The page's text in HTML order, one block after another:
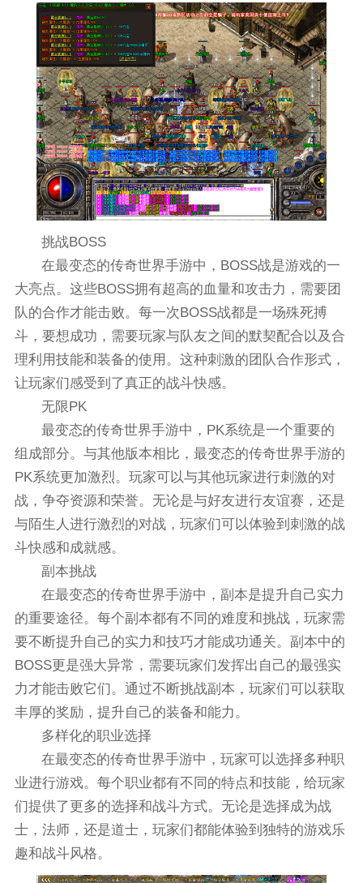
挑战BOSS
在最变态的传奇世界手游中，BOSS战是游戏的一
大亮点。这些BOSS拥有超高的血量和攻击力，需要团
队的合作才能击败。每一次BOSS战都是一场殊死搏
斗，要想成功，需要玩家与队友之间的默契配合以及合
理利用技能和装备的使用。这种刺激的团队合作形式，
让玩家们感受到了真正的战斗快感。
无限PK
最变态的传奇世界手游中，PK系统是一个重要的
组成部分。与其他版本相比，最变态的传奇世界手游的
PK系统更加激烈。玩家可以与其他玩家进行刺激的对
战，争夺资源和荣誉。无论是与好友进行友谊赛，还是
与陌生人进行激烈的对战，玩家们可以体验到刺激的战
斗快感和成就感。
副本挑战
在最变态的传奇世界手游中，副本是提升自己实力
的重要途径。每个副本都有不同的难度和挑战，玩家需
要不断提升自己的实力和技巧才能成功通关。副本中的
BOSS更是强大异常，需要玩家们发挥出自己的最强实
力才能击败它们。通过不断挑战副本，玩家们可以获取
丰厚的奖励，提升自己的装备和能力。
多样化的职业选择
在最变态的传奇世界手游中，玩家可以选择多种职
业进行游戏。每个职业都有不同的特点和技能，给玩家
们提供了更多的选择和战斗方式。无论是选择成为战
士，法师，还是道士，玩家们都能体验到独特的游戏乐
趣和战斗风格。